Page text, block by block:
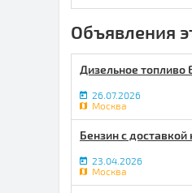
Объявления
Дизельное топливо
26.07.2026
Москва
Бензин с доставкой
23.04.2026
Москва